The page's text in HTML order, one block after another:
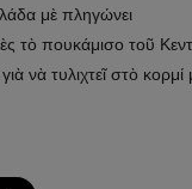
μὲ πληγώνει
τὸ πουκάμισο τοῦ
νὰ τυλιχτεῖ στὸ κορμί